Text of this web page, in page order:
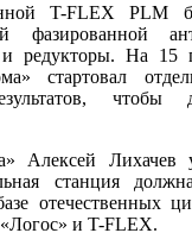
T-FLEX PLM
фазированной
редукторы. На 15
стартовал
чтобы
Алексей Лихачев
станция
отечественных
и T-FLEX.